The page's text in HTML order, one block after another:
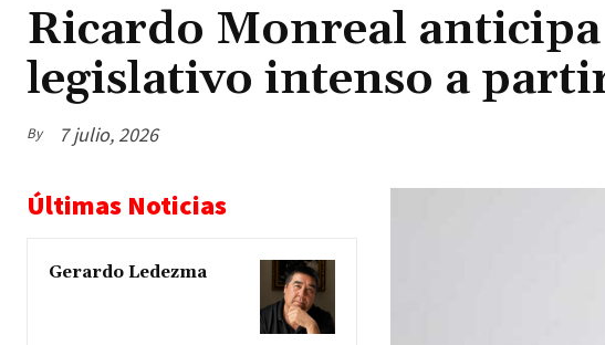
Ricardo Monreal
legislativo intenso a
By 7 julio, 2026
Últimas Noticias
Gerardo Ledezma